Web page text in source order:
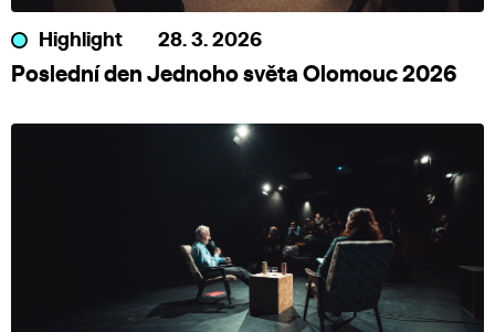
Highlight 28. 3. 2026
Poslední den Jednoho světa Olomouc 2026